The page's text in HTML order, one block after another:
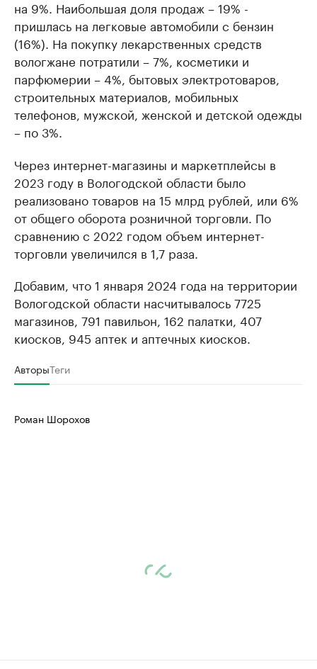
на 9%. Наибольшая доля продаж – 19% -
пришлась на легковые автомобили с бензин
(16%). На покупку лекарственных средств
вологжане потратили – 7%, косметики и
парфюмерии – 4%, бытовых электротоваров,
строительных материалов, мобильных
телефонов, мужской, женской и детской одежды
– по 3%.
Через интернет-магазины и маркетплейсы в
2023 году в Вологодской области было
реализовано товаров на 15 млрд рублей, или 6%
от общего оборота розничной торговли. По
сравнению с 2022 годом объем интернет-
торговли увеличился в 1,7 раза.
Добавим, что 1 января 2024 года на территории
Вологодской области насчитывалось 7725
магазинов, 791 павильон, 162 палатки, 407
киосков, 945 аптек и аптечных киосков.
АвторыТеги
Роман Шорохов